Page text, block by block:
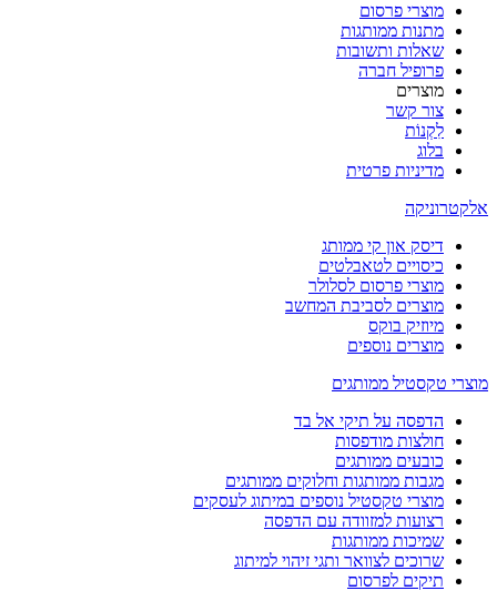
מוצרי פרסום
מתנות ממותגות
שאלות ותשובות
פרופיל חברה
מוצרים
צור קשר
לִקְנוֹת
בלוג
מדיניות פרטית
אלקטרוניקה
דיסק און קי ממותג
כיסויים לטאבלטים
מוצרי פרסום לסלולר
מוצרים לסביבת המחשב
מיוזיק בוקס
מוצרים נוספים
מוצרי טקסטיל ממותגים
הדפסה על תיקי אל בד
חולצות מודפסות
כובעים ממותגים
מגבות ממותגות וחלוקים ממותגים
מוצרי טקסטיל נוספים במיתוג לעסקים
רצועות למזוודה עם הדפסה
שמיכות ממותגות
שרוכים לצוואר ותגי זיהוי למיתוג
תיקים לפרסום